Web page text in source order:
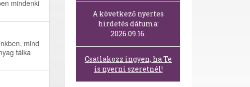
mindenki
mind
tálka
A következő nyertes
hirdetés dátuma:
2026.09.16.
Csatlakozz ingyen, ha Te
is nyerni szeretnél!